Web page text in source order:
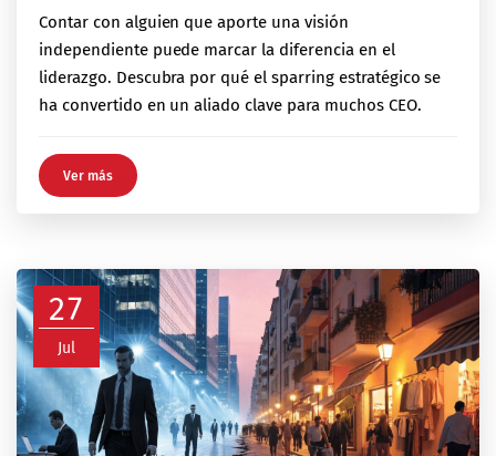
Contar con alguien que aporte una visión
independiente puede marcar la diferencia en el
liderazgo. Descubra por qué el sparring estratégico se
ha convertido en un aliado clave para muchos CEO.
Ver más
27
Jul